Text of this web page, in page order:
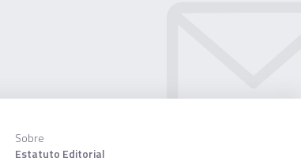
Sobre
Estatuto Editorial